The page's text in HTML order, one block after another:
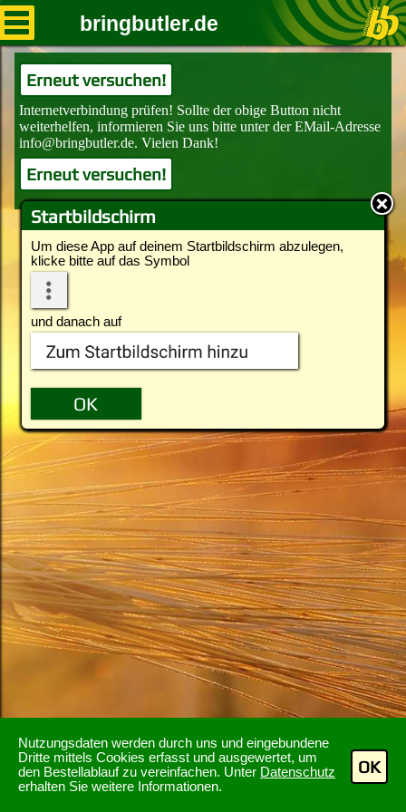
Nutzungsdaten werden durch uns und eingebundene
Dritte mittels Cookies erfasst und ausgewertet, um
den Bestellablauf zu vereinfachen. Unter Datenschutz
erhalten Sie weitere Informationen.
OK
Startbildschirm
Um diese App auf deinem Startbildschirm abzulegen,
klicke bitte auf das Symbol
und danach auf
bringbutler.de
Erneut versuchen!
Erneut versuchen!